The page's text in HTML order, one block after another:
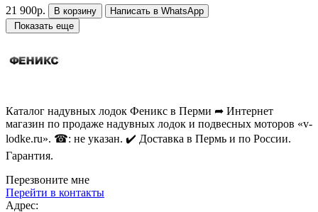
21 900р.
В корзину
Написать в WhatsApp
Показать еще
Каталог надувных лодок Феникc в Перми ➦ Интернет
магазин по продаже надувных лодок и подвесных моторов «v-
lodke.ru». ☎: не указан. ✔️ Доставка в Пермь и по России.
Гарантия.
Перезвоните мне
Перейти в контакты
Адрес: